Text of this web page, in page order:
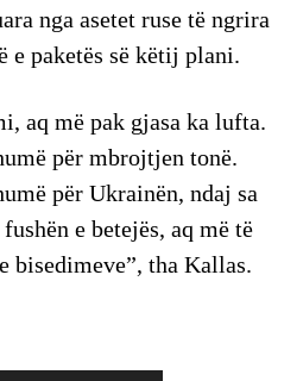
nga asetet ruse të ngrira
e paketës së këtij plani.
aq më pak gjasa ka lufta.
për mbrojtjen tonë.
për Ukrainën, ndaj sa
e betejës, aq më të
bisedimeve”, tha Kallas.